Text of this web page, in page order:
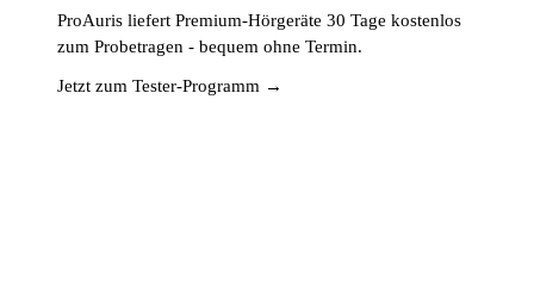
ProAuris liefert Premium-Hörgeräte 30 Tage kostenlos
zum Probetragen - bequem ohne Termin.
Jetzt zum Tester-Programm →